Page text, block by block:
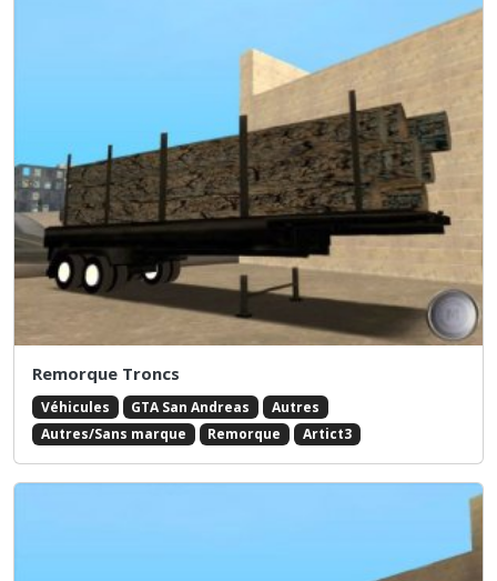
Remorque Troncs
Véhicules GTA San Andreas
Autres
Autres/Sans marque
Remorque Artict3